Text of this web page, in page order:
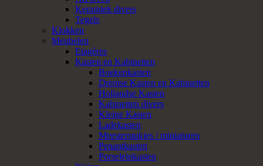
Keramiek divers
Tegels
Klokken
Meubelen
Etagères
Kasten en Kabinetten
Boekenkasten
Drentse Kasten en Kabinetten
Hollandse Kasten
Kabinetten divers
Kleine Kasten
Ladekasten
Meesterstukjes / miniaturen
Penantkasten
Porseleinkasten